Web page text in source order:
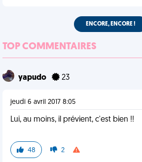
ENCORE, ENCORE !
TOP COMMENTAIRES
yapudo 23
jeudi 6 avril 2017 8:05
Lui, au moins, il prévient, c'est bien !!
48 2